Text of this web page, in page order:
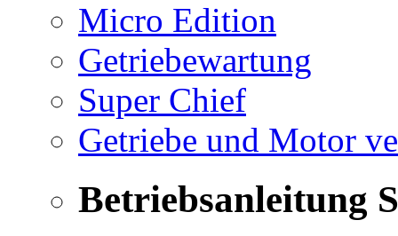
Micro Edition
Getriebewartung
Super Chief
Getriebe und Motor
Betriebsanleitung